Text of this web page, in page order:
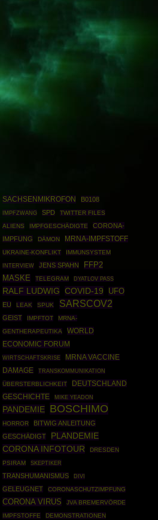
SACHSENMIKROFON B0108
IMPFZWANG SPD
TWITTER FILES
ALIENS
IMPFGESCHÄDIGTE
CORONA-
IMPFUNG
DÄMON MRNA-IMPFSTOFF
UKRAINE-KONFLIKT IMMUNSYSTEM
INTERVIEW JENS SPAHN
FFP2
MASKE
TELEGRAM DYATLOV PASS
RALF LUDWIG COVID-19 UFO
EU LEAK SPUK SARSCOV2
GEIST IMPFTOT
MRNA-
GENTHERAPEUTIKA
WORLD
ECONOMIC FORUM
WIRTSCHAFTSKRISE
MRNA VACCINE
DAMAGE
TRANSKOMMUNIKATION
ÜBERSTERBLICHKEIT
DEUTSCHLAND
GESCHICHTE
MIKE YEADON
PANDEMIE BOSCHIMO
HORROR
BITWIG ANLEITUNG
GESCHÄDIGT
PLANDEMIE
CORONA INFOTOUR
DRESDEN
PSIRAM
SKEPTIKER
TRANSHUMANISMUS DIVI
GELEUGNET CORONASCHUTZIMPFUNG
CORONA VIRUS
JVA BREMERVÖRDE
IMPFSTOFFE
DEMONSTRATIONEN